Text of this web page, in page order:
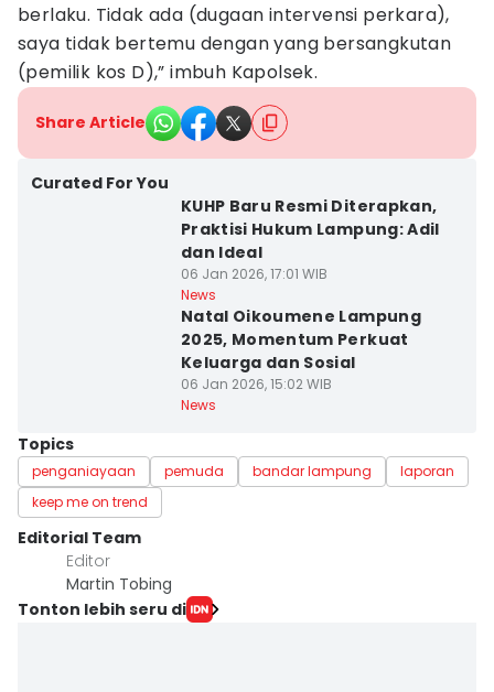
berlaku. Tidak ada (dugaan intervensi perkara),
saya tidak bertemu dengan yang bersangkutan
(pemilik kos D),” imbuh Kapolsek.
Share Article
Curated For You
KUHP Baru Resmi Diterapkan,
Praktisi Hukum Lampung: Adil
dan Ideal
06 Jan 2026, 17:01 WIB
News
Natal Oikoumene Lampung
2025, Momentum Perkuat
Keluarga dan Sosial
06 Jan 2026, 15:02 WIB
News
Topics
penganiayaan pemuda bandar lampung
laporan
keep me on trend
Editorial Team
Editor
Martin Tobing
Tonton lebih seru di